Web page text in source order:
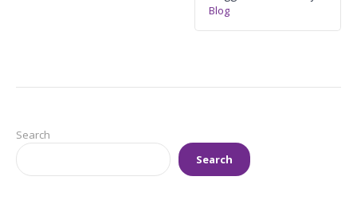
Blog
Search
Search